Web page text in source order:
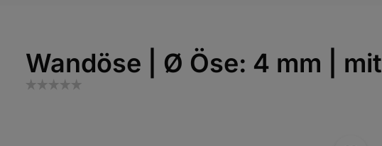
Wandöse | Ø Öse: 4 mm |